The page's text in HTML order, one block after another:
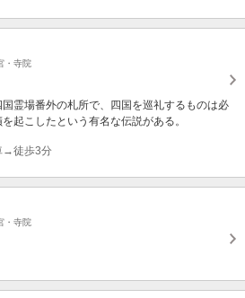
・寺院
霊場番外の札所で、四国を巡礼するものは必
起こしたという有名な伝説がある。
→徒歩3分
・寺院